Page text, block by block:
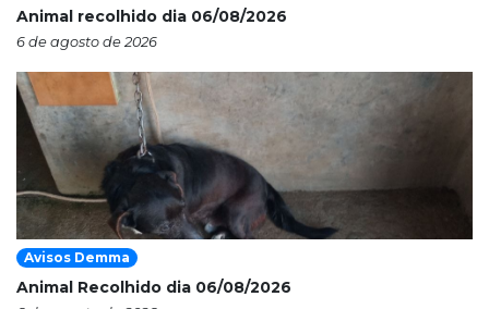
Animal recolhido dia 06/08/2026
6 de agosto de 2026
Avisos Demma
Animal Recolhido dia 06/08/2026